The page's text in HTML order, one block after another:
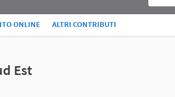
ONLINE ALTRI CONTRIBUTI
Est